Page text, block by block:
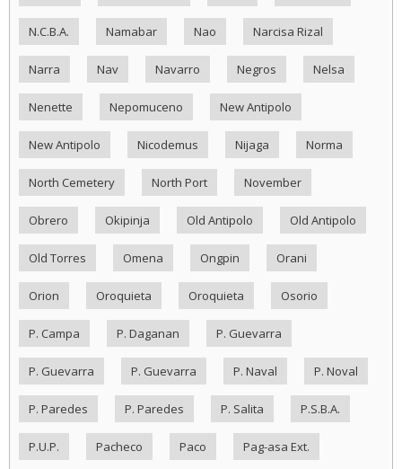
N.C.B.A. Namabar Nao Narcisa Rizal
Narra Nav Navarro Negros Nelsa
Nenette Nepomuceno New Antipolo
New Antipolo Nicodemus Nijaga Norma
North Cemetery North Port November
Obrero Okipinja Old Antipolo Old Antipolo
Old Torres Omena Ongpin Orani
Orion Oroquieta Oroquieta Osorio
P. Campa P. Daganan P. Guevarra
P. Guevarra P. Guevarra P. Naval P. Noval
P. Paredes P. Paredes P. Salita P.S.B.A.
P.U.P. Pacheco Paco Pag-asa Ext.